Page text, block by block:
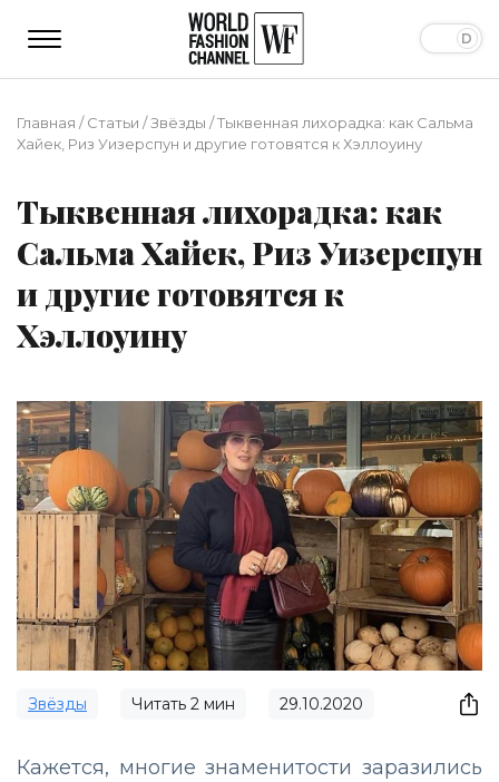
Главная /Статьи /Звёзды /Тыквенная лихорадка: как Сальма
Хайек, Риз Уизерспун и другие готовятся к Хэллоуину
Тыквенная лихорадка: как
Сальма Хайек, Риз Уизерспун
и другие готовятся к
Хэллоуину
Звёзды Читать 2 мин 29.10.2020
Кажется, многие знаменитости заразились